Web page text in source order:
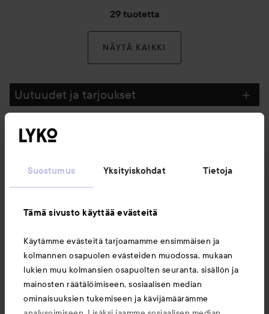
Suostumus Yksityiskohdat Tietoja
Tämä sivusto käyttää evästeitä
Käytämme evästeitä tarjoamamme ensimmäisen ja
kolmannen osapuolen evästeiden muodossa, mukaan
lukien muu kolmansien osapuolten seuranta, sisällön ja
mainosten räätälöimiseen, sosiaalisen median
ominaisuuksien tukemiseen ja kävijämäärämme
29 tuotetta
NÄYTÄ KAIKKI
Uutuudet ja tarjoukset
Seuraa meitä
Asiakaspalvelu
Tietoja
Saattaisit myös tykätä